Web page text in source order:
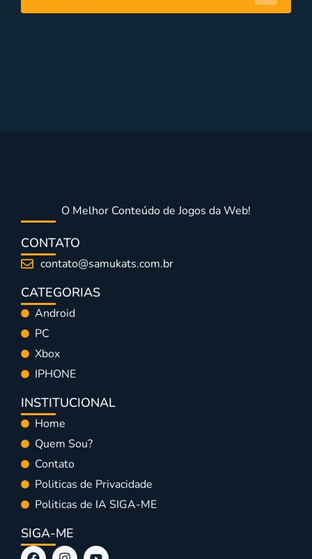
O Melhor Conteúdo de Jogos da Web!
CONTATO
contato@samukats.com.br
CATEGORIAS
Android
PC
Xbox
IPHONE
INSTITUCIONAL
Home
Quem Sou?
Contato
Politicas de Privacidade
Politicas de IA SIGA-ME
SIGA-ME